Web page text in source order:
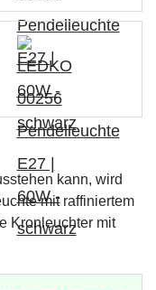
kann, wird
mit raffiniertem
Kronleuchter mit